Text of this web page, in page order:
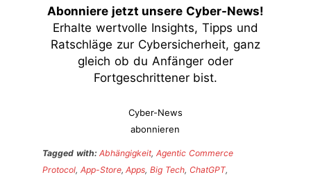
Abonniere jetzt unsere Cyber-News!
Erhalte wertvolle Insights, Tipps und
Ratschläge zur Cybersicherheit, ganz
gleich ob du Anfänger oder
Fortgeschrittener bist.
Cyber-News
abonnieren
Tagged with: Abhängigkeit,Agentic Commerce
Protocol, App-Store,Apps,Big Tech, ChatGPT,